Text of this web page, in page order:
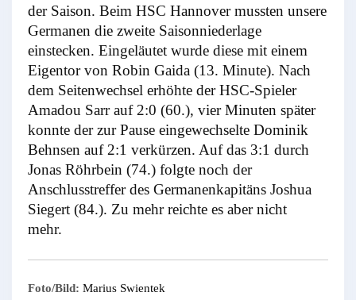
der Saison. Beim HSC Hannover mussten unsere
Germanen die zweite Saisonniederlage
einstecken. Eingeläutet wurde diese mit einem
Eigentor von Robin Gaida (13. Minute). Nach
dem Seitenwechsel erhöhte der HSC-Spieler
Amadou Sarr auf 2:0 (60.), vier Minuten später
konnte der zur Pause eingewechselte Dominik
Behnsen auf 2:1 verkürzen. Auf das 3:1 durch
Jonas Röhrbein (74.) folgte noch der
Anschlusstreffer des Germanenkapitäns Joshua
Siegert (84.). Zu mehr reichte es aber nicht
mehr.
Foto/Bild: Marius Swientek